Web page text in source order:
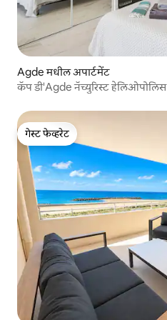
Agde मधील अपार्टमेंट
कॅप डी'Agde नॅच्युरिस्ट हेलिओपोलिस
गेस्ट फेव्हरेट
गेस्ट फेव्हरेट